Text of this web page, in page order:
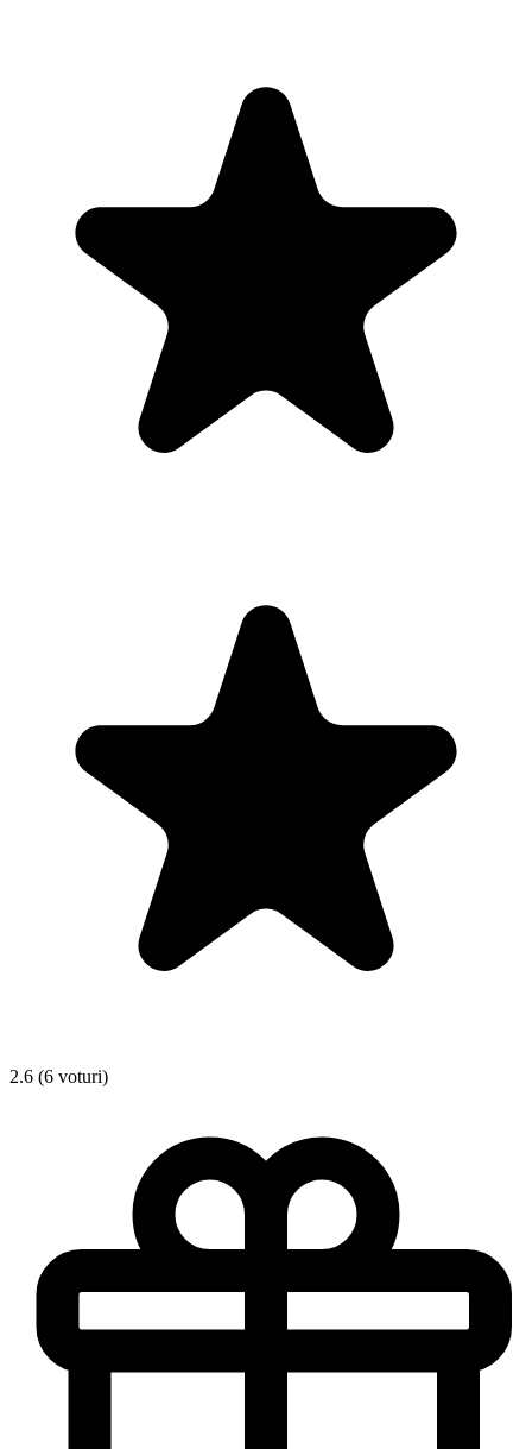
2.6 (6 voturi)